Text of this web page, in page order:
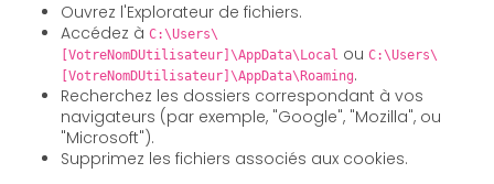
Ouvrez l'Explorateur de fichiers.
Accédez àC:\Users\
[VotreNomDUtilisateur]\AppData\Local ouC:\Users\
[VotreNomDUtilisateur]\AppData\Roaming.
Recherchez les dossiers correspondant à vos
navigateurs (par exemple, "Google", "Mozilla", ou
"Microsoft").
Supprimez les fichiers associés aux cookies.